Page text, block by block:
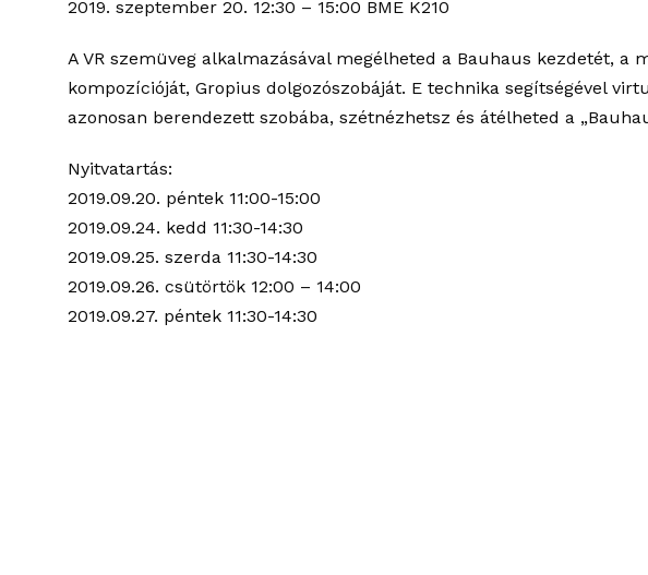
2019. szeptember 20. 12:30 – 15:00 BME K210
A VR szemüveg alkalmazásával megélheted a Bauhaus kezdetét, a
kompozícióját, Gropius dolgozószobáját. E technika segítségével
azonosan berendezett szobába, szétnézhetsz és átélheted a
Nyitvatartás:
2019.09.20. péntek 11:00-15:00
2019.09.24. kedd 11:30-14:30
2019.09.25. szerda 11:30-14:30
2019.09.26. csütörtök 12:00 – 14:00
2019.09.27. péntek 11:30-14:30